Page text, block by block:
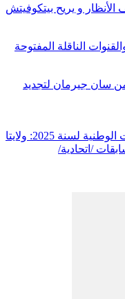
و يريح بيتكوفيتش
سان جيرمان لتجديد
ألعاب القوى/ أماكن إجراء البطولات الوطنية لسنة 2025: ولايتا
/اتحادية/